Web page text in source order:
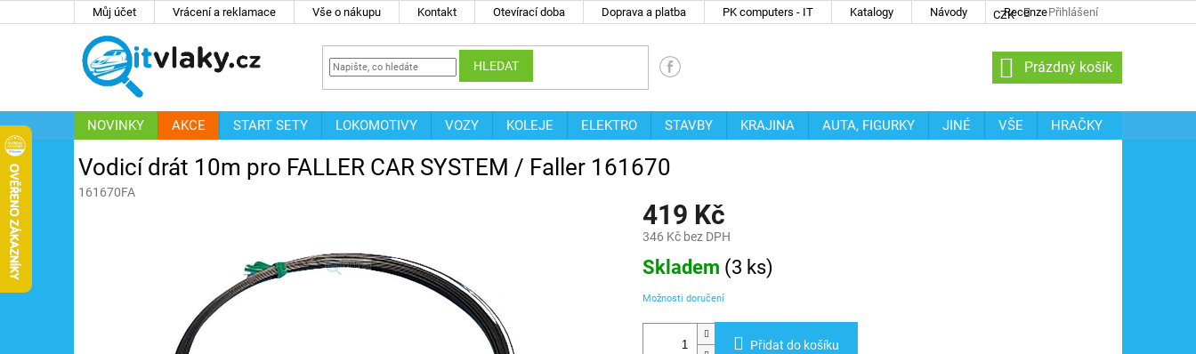
Můj účet Vrácení a reklamace Vše o nákupu Kontakt Otevírací doba Doprava a platba PK computers - IT Katalogy Návody Recenze
CZK Přihlášení
HLEDAT
NÁKUPNÍ
KOŠÍK
Prázdný košík
NOVINKY AKCE START SETY LOKOMOTIVY VOZY KOLEJE ELEKTRO STAVBY KRAJINA AUTA, FIGURKY JINÉ VŠE
HRAČKY
ZNAČKY
Vodicí drát 10m pro FALLER CAR SYSTEM / Faller 161670
161670FA
419 Kč
346 Kč bez DPH
Měrná
cena:
Skladem (3 ks)
Možnosti doručení
Přidat do košíku